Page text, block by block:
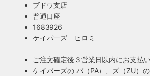
ブドウ支店
普通口座
1683926
ケイパーズ ヒロミ
ご注文確定後３営業日以内にお支払い
ケイパーズの パ（PA）、ズ（ZU）